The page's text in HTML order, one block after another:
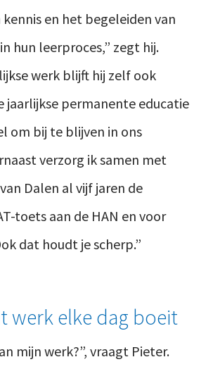
en het begeleiden van
hun leerproces,” zegt hij.
werk blijft hij zelf ook
jaarlijkse permanente educatie
om bij te blijven in ons
verzorg ik samen met
Dalen al vijf jaren de
toets aan de HAN en voor
dat houdt je scherp.”
werk elke dag boeit
mijn werk?”, vraagt Pieter.